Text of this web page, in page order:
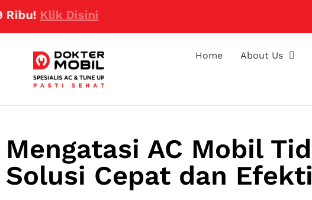
Disini
Home About Us
Mengatasi AC Mobil
Solusi Cepat dan